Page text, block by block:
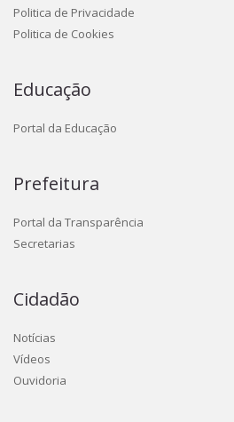
Politica de Privacidade
Politica de Cookies
Educação
Portal da Educação
Prefeitura
Portal da Transparência
Secretarias
Cidadão
Notícias
Vídeos
Ouvidoria